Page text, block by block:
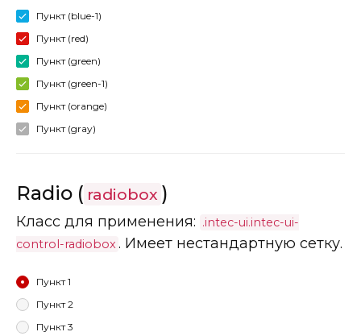
Пункт (blue-1)
Пункт (red)
Пункт (green)
Пункт (green-1)
Пункт (orange)
Пункт (gray)
Radio ( radiobox )
Класс для применения: .intec-ui.intec-ui-
control-radiobox . Имеет нестандартную сетку.
Пункт 1
Пункт 2
Пункт 3